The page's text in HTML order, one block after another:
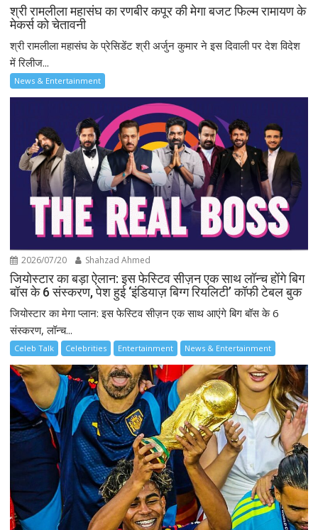
श्री रामलीला महासंघ का रणबीर कपूर की मेगा बजट फिल्म रामायण के
मेकर्स को चेतावनी
श्री रामलीला महासंघ के प्रेसिडेंट श्री अर्जुन कुमार ने इस दिवाली पर देश विदेश
में रिलीज...
News & Entertainment
2026/07/20 Shahzad Ahmed
जियोस्टार का बड़ा ऐलान: इस फेस्टिव सीज़न एक साथ लॉन्च होंगे बिग
बॉस के 6 संस्करण, पेश हुई ‘इंडियाज़ बिग्ग रियलिटी’ कॉफी टेबल बुक
जियोस्टार का मेगा प्लान: इस फेस्टिव सीज़न एक साथ आएंगे बिग बॉस के 6
संस्करण, लॉन्च...
Celeb Talk Celebrities Entertainment News & Entertainment